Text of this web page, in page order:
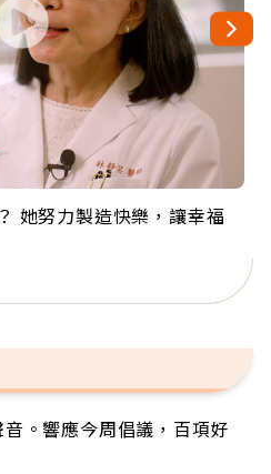
她努力製造快樂，讓幸福
台灣奉獻36年 「台灣是我
」
灣找快樂！「蛋黃哥小
萬爺奶：退休後才開始真
成為全球最年長羽球選
是「這個」
手阿伯拉小提琴還登上小
。響應今周倡議，百項好